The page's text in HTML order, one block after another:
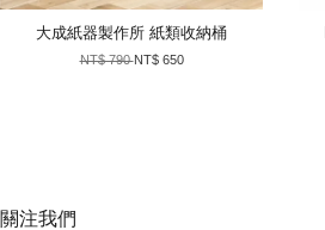
大成紙器製作所 紙類收納桶
NT$ 790NT$ 650
關注我們